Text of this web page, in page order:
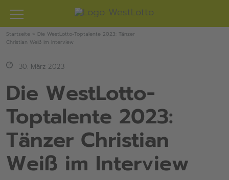
Zum
Inhalt
springen
Startseite » Die WestLotto-Toptalente 2023: Tänzer
Christian Weiß im Interview
30. März 2023
Die WestLotto-
Toptalente 2023:
Tänzer Christian
Weiß im Interview